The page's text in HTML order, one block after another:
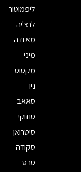
ליפמוטור
לנצ'יה
מאזדה
מיני
מקסוס
ניו
סאאב
סוזוקי
סיטרואן
סקודה
סרס